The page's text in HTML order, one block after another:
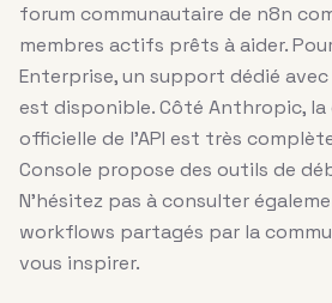
forum communautaire de n8n
membres actifs prêts à aider.
Enterprise, un support dédié avec
est disponible. Côté Anthropic,
officielle de l’API est très
Console propose des outils de
N’hésitez pas à consulter
workflows partagés par la
vous inspirer.